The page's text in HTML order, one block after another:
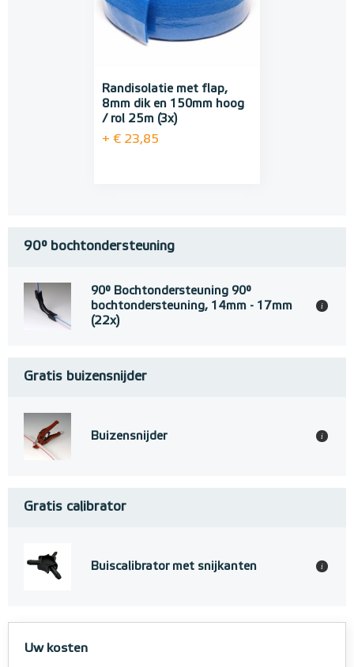
Randisolatie met flap,
8mm dik en 150mm hoog
/ rol 25m (3x)
+ € 23,85
90° bochtondersteuning
90° Bochtondersteuning 90°
bochtondersteuning, 14mm - 17mm
(22x)
i
Gratis buizensnijder
Buizensnijder i
Gratis calibrator
Buiscalibrator met snijkanten i
Uw kosten